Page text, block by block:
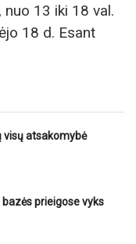
13 iki 18 val.
18 d. Esant
visų atsakomybė
prieigose vyks